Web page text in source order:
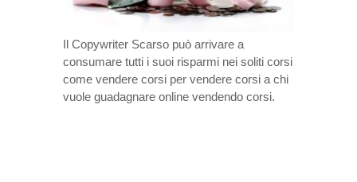
Il Copywriter Scarso può arrivare a
consumare tutti i suoi risparmi nei soliti corsi
come vendere corsi per vendere corsi a chi
vuole guadagnare online vendendo corsi.